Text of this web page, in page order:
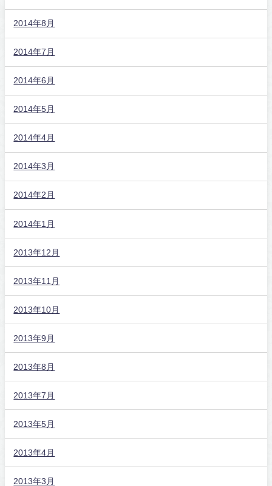
2014年8月
2014年7月
2014年6月
2014年5月
2014年4月
2014年3月
2014年2月
2014年1月
2013年12月
2013年11月
2013年10月
2013年9月
2013年8月
2013年7月
2013年5月
2013年4月
2013年3月